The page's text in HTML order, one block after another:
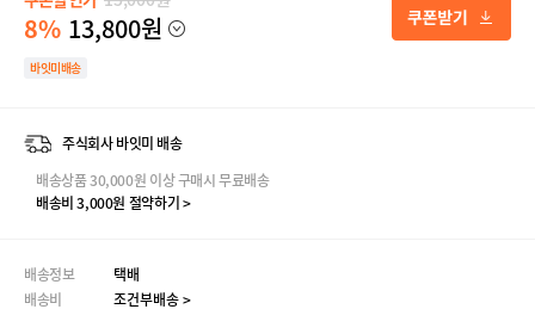
8% 13,800원
바잇미배송
주식회사 바잇미 배송
배송상품 30,000원 이상 구매시 무료배송
배송비 3,000원 절약하기 >
배송정보
택배
배송비
조건부배송 >